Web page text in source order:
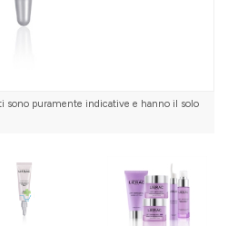
sono puramente indicative e hanno il solo